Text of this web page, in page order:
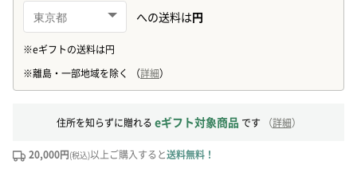
住所を知らずに贈れる eギフト対象商品 です （詳細）
20,000円(税込)以上ご購入すると送料無料！